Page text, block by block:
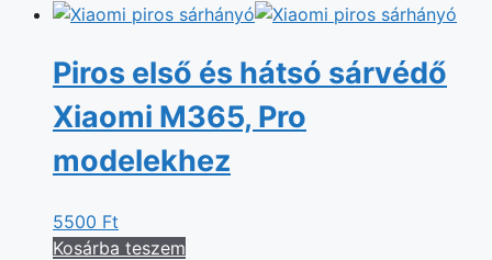
Piros első és hátsó sárvédő
Xiaomi M365, Pro
modelekhez
5500 Ft
Kosárba teszem